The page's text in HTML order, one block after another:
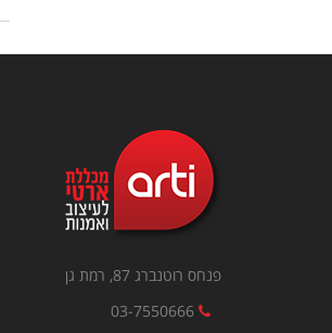
פנחס רוטנברג 87, רמת גן
03-7550666